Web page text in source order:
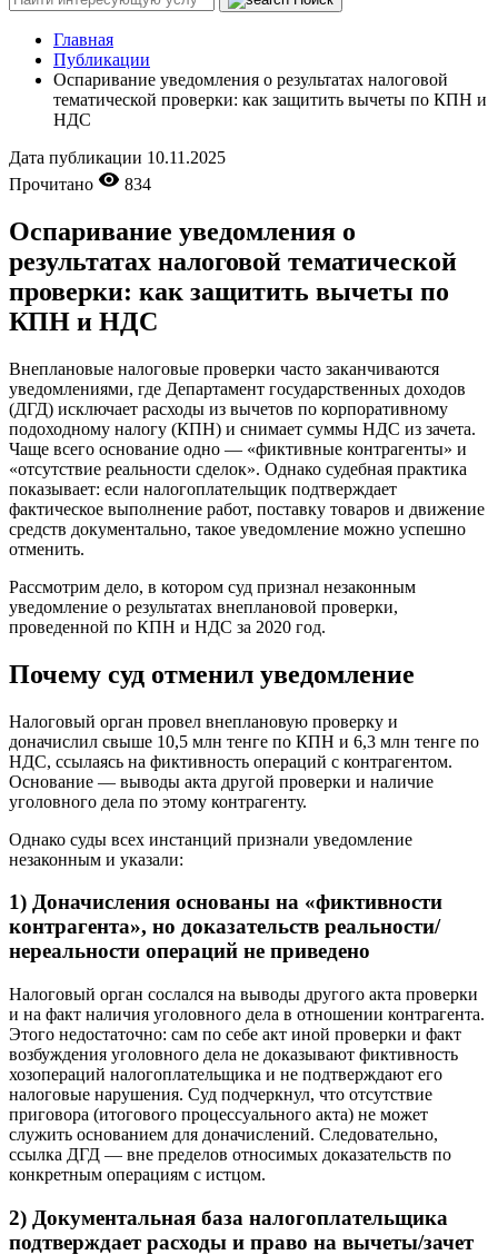
Главная
Публикации
Оспаривание уведомления о результатах налоговой
тематической проверки: как защитить вычеты по КПН и
НДС
Дата публикации 10.11.2025
Прочитано
834
Оспаривание уведомления о
результатах налоговой тематической
проверки: как защитить вычеты по
КПН и НДС
Внеплановые налоговые проверки часто заканчиваются
уведомлениями, где Департамент государственных доходов
(ДГД) исключает расходы из вычетов по корпоративному
подоходному налогу (КПН) и снимает суммы НДС из зачета.
Чаще всего основание одно — «фиктивные контрагенты» и
«отсутствие реальности сделок». Однако судебная практика
показывает: если налогоплательщик подтверждает
фактическое выполнение работ, поставку товаров и движение
средств документально, такое уведомление можно успешно
отменить.
Рассмотрим дело, в котором суд признал незаконным
уведомление о результатах внеплановой проверки,
проведенной по КПН и НДС за 2020 год.
Почему суд отменил уведомление
Налоговый орган провел внеплановую проверку и
доначислил свыше 10,5 млн тенге по КПН и 6,3 млн тенге по
НДС, ссылаясь на фиктивность операций с контрагентом.
Основание — выводы акта другой проверки и наличие
уголовного дела по этому контрагенту.
Однако суды всех инстанций признали уведомление
незаконным и указали:
1) Доначисления основаны на «фиктивности
контрагента», но доказательств реальности/
нереальности операций не приведено
Налоговый орган сослался на выводы другого акта проверки
и на факт наличия уголовного дела в отношении контрагента.
Этого недостаточно: сам по себе акт иной проверки и факт
возбуждения уголовного дела не доказывают фиктивность
хозопераций налогоплательщика и не подтверждают его
налоговые нарушения. Суд подчеркнул, что отсутствие
приговора (итогового процессуального акта) не может
служить основанием для доначислений. Следовательно,
ссылка ДГД — вне пределов относимых доказательств по
конкретным операциям с истцом.
2) Документальная база налогоплательщика
подтверждает расходы и право на вычеты/зачет